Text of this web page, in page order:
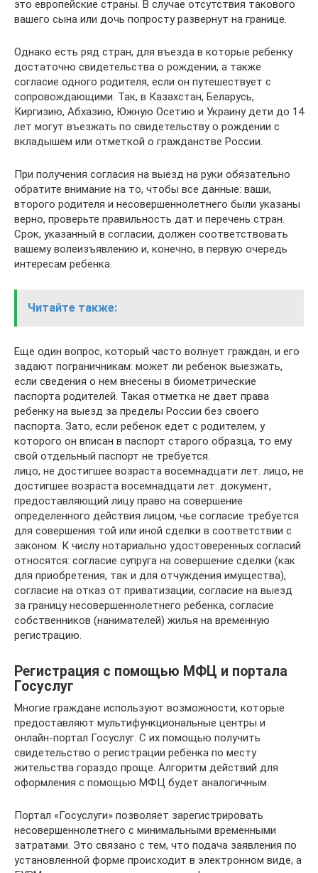
это европейские страны. В случае отсутствия такового
вашего сына или дочь попросту развернут на границе.
Однако есть ряд стран, для въезда в которые ребенку
достаточно свидетельства о рождении, а также
согласие одного родителя, если он путешествует с
сопровождающими. Так, в Казахстан, Беларусь,
Киргизию, Абхазию, Южную Осетию и Украину дети до 14
лет могут въезжать по свидетельству о рождении с
вкладышем или отметкой о гражданстве России.
При получения согласия на выезд на руки обязательно
обратите внимание на то, чтобы все данные: ваши,
второго родителя и несовершеннолетнего были указаны
верно, проверьте правильность дат и перечень стран.
Срок, указанный в согласии, должен соответствовать
вашему волеизъявлению и, конечно, в первую очередь
интересам ребенка.
Читайте также:
Еще один вопрос, который часто волнует граждан, и его
задают пограничникам: может ли ребенок выезжать,
если сведения о нем внесены в биометрические
паспорта родителей. Такая отметка не дает права
ребенку на выезд за пределы России без своего
паспорта. Зато, если ребенок едет с родителем, у
которого он вписан в паспорт старого образца, то ему
свой отдельный паспорт не требуется.
лицо, не достигшее возраста восемнадцати лет. лицо, не
достигшее возраста восемнадцати лет. документ,
предоставляющий лицу право на совершение
определенного действия лицом, чье согласие требуется
для совершения той или иной сделки в соответствии с
законом. К числу нотариально удостоверенных согласий
относятся: согласие супруга на совершение сделки (как
для приобретения, так и для отчуждения имущества),
согласие на отказ от приватизации, согласие на выезд
за границу несовершеннолетнего ребенка, согласие
собственников (нанимателей) жилья на временную
регистрацию.
Регистрация с помощью МФЦ и портала
Госуслуг
Многие граждане используют возможности, которые
предоставляют мультифункциональные центры и
онлайн-портал Госуслуг. С их помощью получить
свидетельство о регистрации ребёнка по месту
жительства гораздо проще. Алгоритм действий для
оформления с помощью МФЦ будет аналогичным.
Портал «Госуслуги» позволяет зарегистрировать
несовершеннолетнего с минимальными временными
затратами. Это связано с тем, что подача заявления по
установленной форме происходит в электронном виде, а